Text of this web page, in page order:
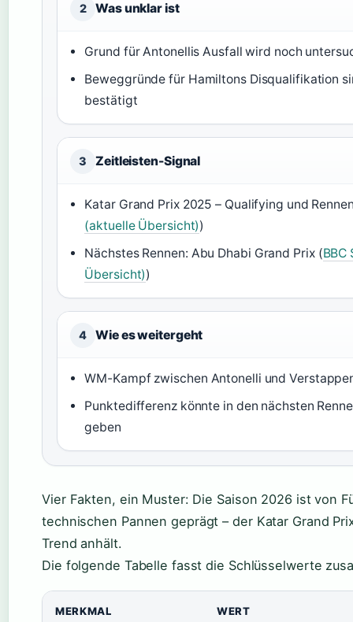
2 Was unklar ist
Grund für Antonellis Ausfall wird noch
Beweggründe für Hamiltons Disqualifikation
bestätigt
3 Zeitleisten-Signal
Katar Grand Prix 2025 – Qualifying und
(aktuelle Übersicht))
Nächstes Rennen: Abu Dhabi Grand Prix (
Übersicht))
4 Wie es weitergeht
WM-Kampf zwischen Antonelli und
Punktedifferenz könnte in den nächsten
geben
Vier Fakten, ein Muster: Die Saison 2026 ist von
technischen Pannen geprägt – der Katar Grand
Trend anhält.
Die folgende Tabelle fasst die Schlüsselwerte
MERKMAL WERT